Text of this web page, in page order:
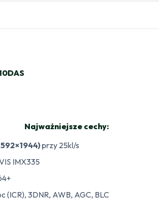
Najważniejsze cechy:
przy 25kl/s
IMX335
(ICR), 3DNR, AWB, AGC, BLC